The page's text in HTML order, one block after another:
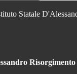
Statale